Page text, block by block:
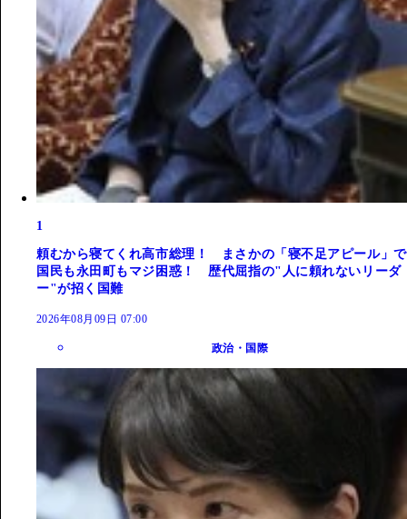
1
頼むから寝てくれ高市総理！ まさかの「寝不足アピール」で
国民も永田町もマジ困惑！ 歴代屈指の"人に頼れないリーダ
ー"が招く国難
2026年08月09日 07:00
政治・国際